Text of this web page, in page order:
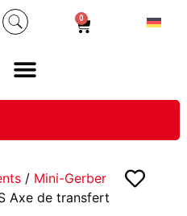
0
/ Mini-Gerber
Axe de transfert